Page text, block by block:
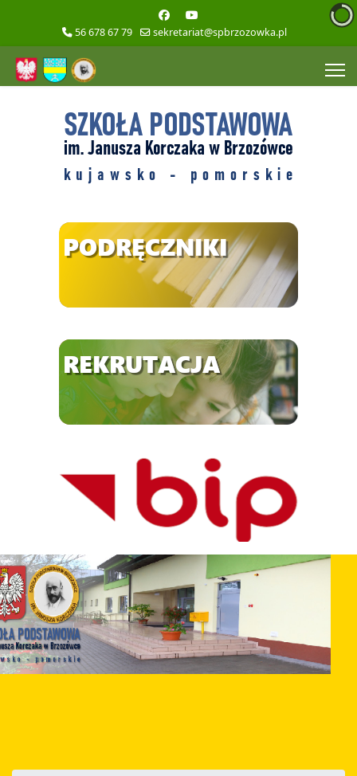
56 678 67 79 sekretariat@spbrzozowka.pl